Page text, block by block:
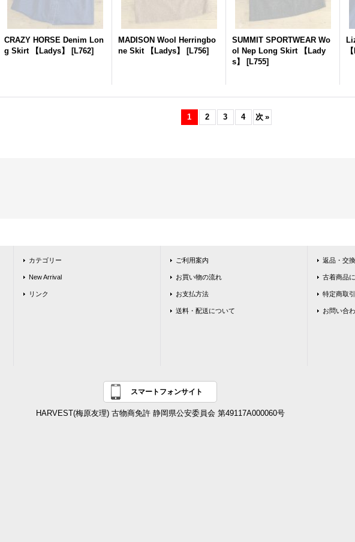
CRAZY HORSE Denim Lon
g Skirt 【Ladys】
[L762]
MADISON Wool Herringbo
ne Skit 【Ladys】
[L756]
SUMMIT SPORTWEAR Wo
ol Nep Long Skirt 【Lady
s】
[L755]
1 2 3 4 次 »
カテゴリー
New Arrival
リンク
ご利用案内
お買い物の流れ
お支払方法
送料・配送について
返品・交
古着商品
特定商取
お問い合
スマートフォンサイト
HARVEST(梅原友理) 古物商免許 静岡県公安委員会 第49117A000060号